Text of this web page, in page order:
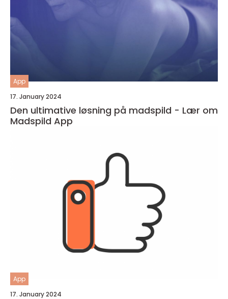
App
17. January 2024
Den ultimative løsning på madspild - Lær om
Madspild App
App
17. January 2024